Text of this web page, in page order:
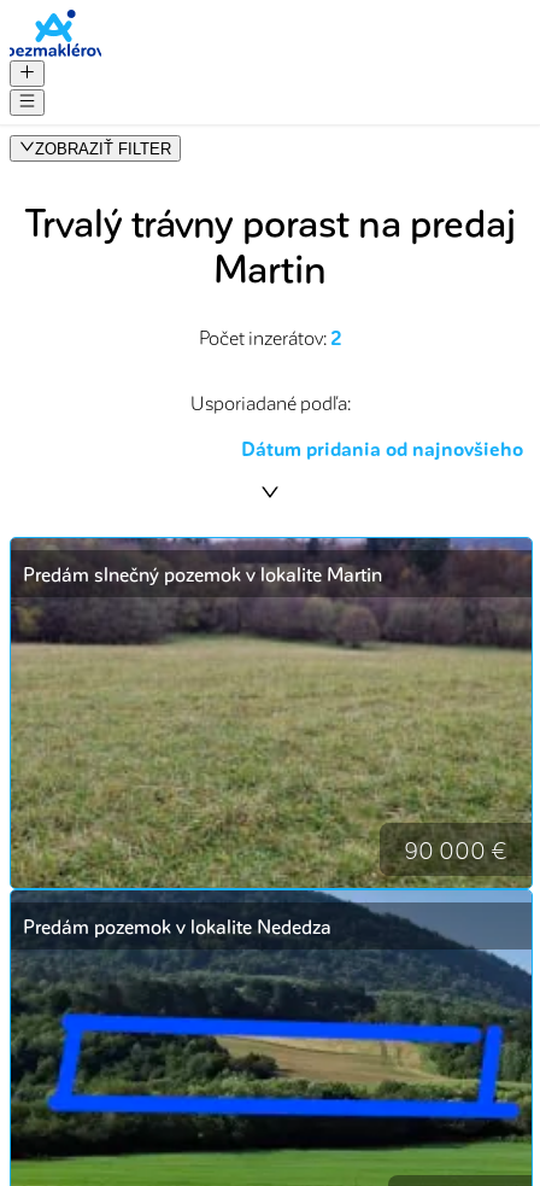
ZOBRAZIŤ FILTER
Trvalý trávny porast na predaj
Martin
Počet inzerátov: 2
Usporiadané podľa:
Dátum pridania od najnovšieho
Predám slnečný pozemok v lokalite Martin
90 000 €
Predám pozemok v lokalite Nededza